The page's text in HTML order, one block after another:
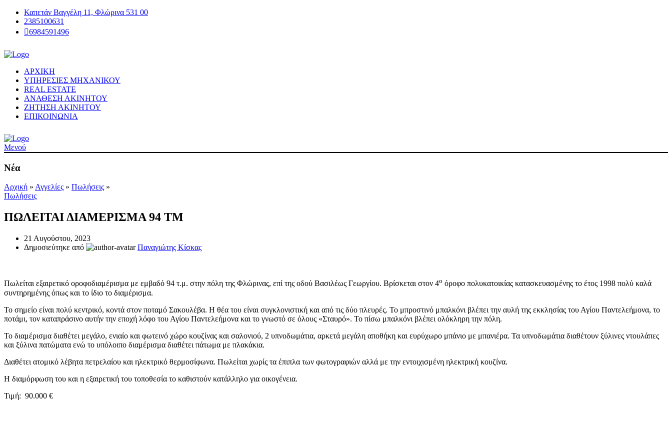
Καπετάν Βαγγέλη 11, Φλώρινα 531 00
2385100631
6984591496
ΑΡΧΙΚΗ
ΥΠΗΡΕΣΙΕΣ ΜΗΧΑΝΙΚΟΥ
REAL ESTATE
ΑΝΑΘΕΣΗ ΑΚΙΝΗΤΟΥ
ΖΗΤΗΣΗ ΑΚΙΝΗΤΟΥ
ΕΠΙΚΟΙΝΩΝΙΑ
Μενού
Νέα
Αρχική » Αγγελίες » Πωλήσεις »
Πωλήσεις
ΠΩΛΕΙΤΑΙ ΔΙΑΜΕΡΙΣΜΑ 94 ΤΜ
21 Αυγούστου, 2023
Δημοσιεύτηκε από
Παναγιώτης Κίσκας
Πωλείται εξαιρετικό οροφοδιαμέρισμα με εμβαδό 94 τ.μ. στην πόλη της Φλώρινας, επί της οδού Βασιλέως Γεωργίου. Βρίσκεται στον 4ο όροφο πολυκατοικίας κατασκευασμένης το έτος 1998 πολύ καλά
συντηρημένης όπως και το ίδιο το διαμέρισμα.
Το σημείο είναι πολύ κεντρικό, κοντά στον ποταμό Σακουλέβα. Η θέα του είναι συγκλονιστική και από τις δύο πλευρές. Το μπροστινό μπαλκόνι βλέπει την αυλή της εκκλησίας του Αγίου Παντελεήμονα, το
ποτάμι, τον καταπράσινο αυτήν την εποχή λόφο του Αγίου Παντελεήμονα και το γνωστό σε όλους «Σταυρό». Το πίσω μπαλκόνι βλέπει ολόκληρη την πόλη.
Το διαμέρισμα διαθέτει μεγάλο, ενιαίο και φωτεινό χώρο κουζίνας και σαλονιού, 2 υπνοδωμάτια, αρκετά μεγάλη αποθήκη και ευρύχωρο μπάνιο με μπανιέρα. Τα υπνοδωμάτια διαθέτουν ξύλινες ντουλάπες
και ξύλινα πατώματα ενώ το υπόλοιπο διαμέρισμα διαθέτει πάτωμα με πλακάκια.
Διαθέτει ατομικό λέβητα πετρελαίου και ηλεκτρικό θερμοσίφωνα. Πωλείται χωρίς τα έπιπλα των φωτογραφιών αλλά με την εντοιχισμένη ηλεκτρική κουζίνα.
Η διαμόρφωση του και η εξαιρετική του τοποθεσία το καθιστούν κατάλληλο για οικογένεια.
Τιμή: 90.000 €